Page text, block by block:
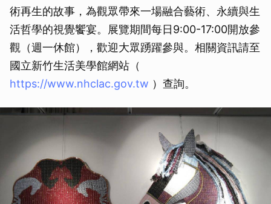
術再生的故事，為觀眾帶來一場融合藝術、永續與生
活哲學的視覺饗宴。展覽期間每日9:00-17:00開放參
觀（週一休館），歡迎大眾踴躍參與。相關資訊請至
國立新竹生活美學館網站（
https://www.nhclac.gov.tw ）查詢。